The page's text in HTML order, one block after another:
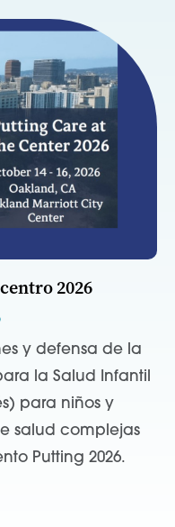
2026
y defensa de la
la Salud Infantil
para niños y
salud complejas
Putting 2026.